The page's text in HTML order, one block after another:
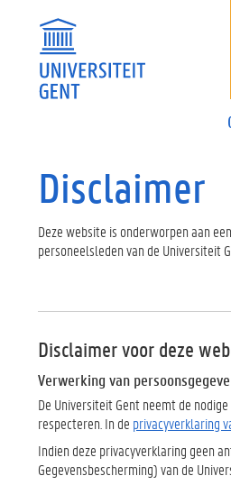
Disclaimer
Deze website is onderworpen aan
personeelsleden van de Universiteit
Disclaimer voor deze
Verwerking van
De Universiteit Gent neemt de
respecteren. In de privacyverklaring
Indien deze privacyverklaring geen
Gegevensbescherming) van de